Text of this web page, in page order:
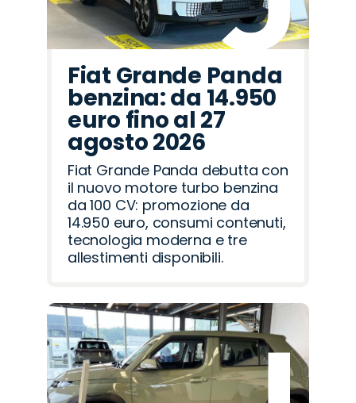
Fiat Grande Panda
benzina: da 14.950
euro fino al 27
agosto 2026
Fiat Grande Panda debutta con
il nuovo motore turbo benzina
da 100 CV: promozione da
14.950 euro, consumi contenuti,
tecnologia moderna e tre
allestimenti disponibili.